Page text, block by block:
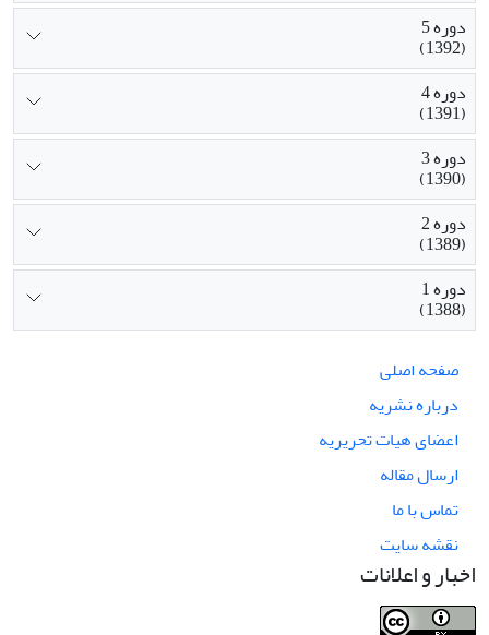
دوره 5
(1392)
دوره 4
(1391)
دوره 3
(1390)
دوره 2
(1389)
دوره 1
(1388)
صفحه اصلی
درباره نشریه
اعضای هیات تحریریه
ارسال مقاله
تماس با ما
نقشه سایت
اخبار و اعلانات